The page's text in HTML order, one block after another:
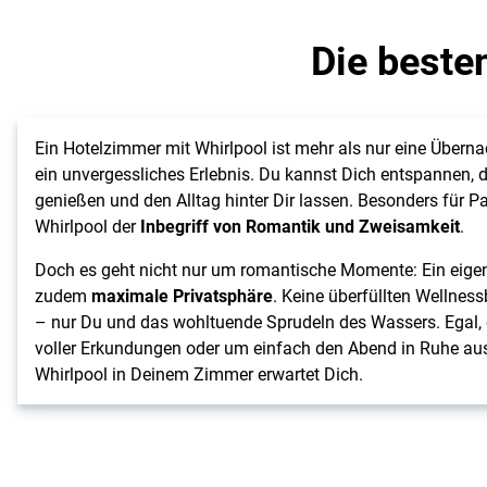
Die
Ein Hotelzimmer mit Whirlpool ist mehr als nur eine
ein unvergessliches Erlebnis. Du kannst Dich entspannen,
genießen und den Alltag hinter Dir lassen. Besonders für
Whirlpool derInbegriff von Romantik und Zweisamkeit.
Doch es geht nicht nur um romantische Momente: Ein
zudem maximale Privatsphäre. Keine überfüllten
– nur Du und das wohltuende Sprudeln des Wassers.
voller Erkundungen oder um einfach den Abend in Ruhe
Whirlpool in Deinem Zimmer erwartet Dich.